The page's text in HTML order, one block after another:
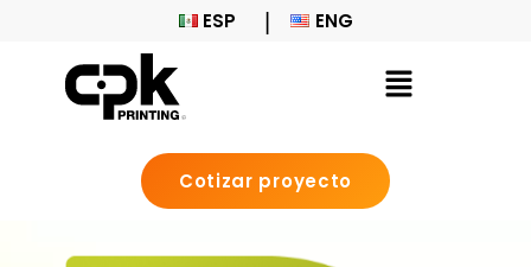
ESP ENG
Cotizar proyecto